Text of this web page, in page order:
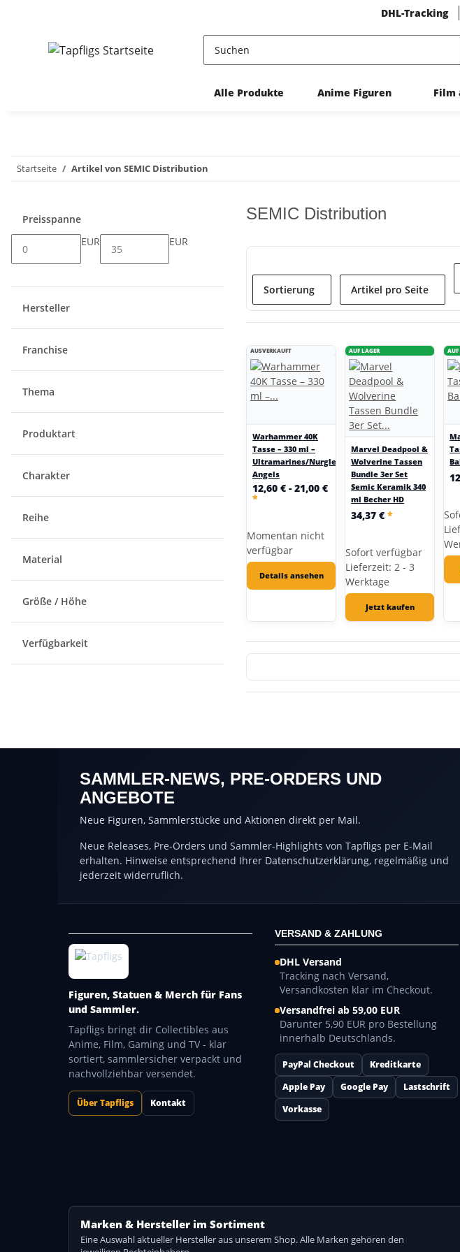
DHL-Tracking
Alle Produkte Anime Figuren Film
Startseite Artikel von SEMIC Distribution
SEMIC Distribution
Sortierung Artikel pro Seite
AUSVERKAUFT
Warhammer 40K
Tasse – 330 ml –
Ultramarines/Nurgle/Guilliman/Blood
Angels
12,60 € -21,00 €
*
Momentan nicht
verfügbar
Details ansehen
AUF LAGER
Marvel Deadpool &
Wolverine Tassen
Bundle 3er Set
Semic Keramik 340
ml Becher HD
34,37 €*
Sofort verfügbar
Lieferzeit: 2 - 3
Werktage
Jetzt kaufen
AUF
Preisspanne
EUR
EUR
Hersteller
Franchise
Thema
Produktart
Charakter
Reihe
Material
Größe / Höhe
Verfügbarkeit
SAMMLER-NEWS, PRE-ORDERS UND
ANGEBOTE
Neue Figuren, Sammlerstücke und Aktionen direkt per Mail.
Neue Releases, Pre-Orders und Sammler-Highlights von Tapfligs per E-Mail
erhalten. Hinweise entsprechend Ihrer Datenschutzerklärung, regelmäßig und
jederzeit widerruflich.
VERSAND & ZAHLUNG
DHL Versand
Tracking nach Versand,
Versandkosten klar im Checkout.
Versandfrei ab 59,00 EUR
Darunter 5,90 EUR pro Bestellung
innerhalb Deutschlands.
PayPal Checkout
Kreditkarte
Apple Pay
Google Pay
Lastschrift
Vorkasse
Figuren, Statuen & Merch für Fans
und Sammler.
Tapfligs bringt dir Collectibles aus
Anime, Film, Gaming und TV - klar
sortiert, sammlersicher verpackt und
nachvollziehbar versendet.
Über Tapfligs Kontakt
Marken & Hersteller im Sortiment
Eine Auswahl aktueller Hersteller aus unserem Shop. Alle Marken gehören den